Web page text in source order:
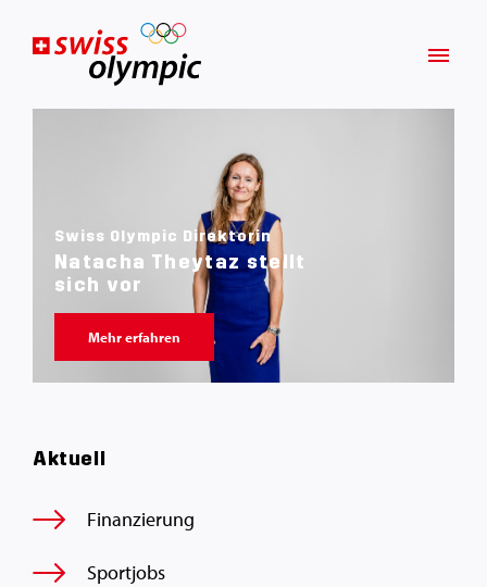
Swiss Olympic Direktorin
Natacha Theytaz stellt
sich vor
Mehr erfahren
Aktuell
Finanzierung
Sportjobs